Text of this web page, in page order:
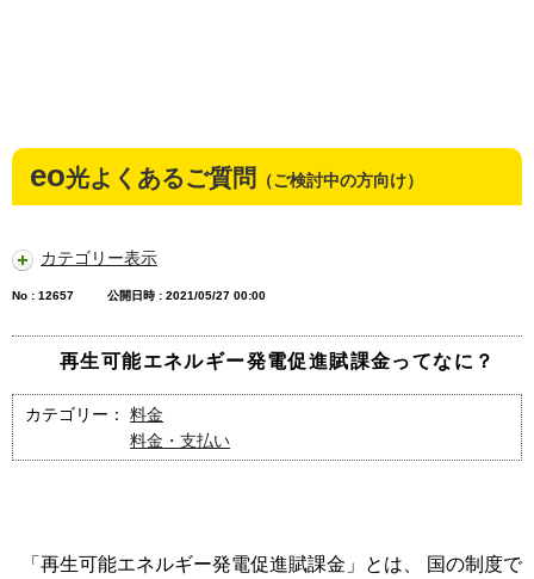
eo光よくあるご質問 （ご検討中の方向け）
カテゴリー表示
No : 12657 公開日時 : 2021/05/27 00:00
再生可能エネルギー発電促進賦課金ってなに？
カテゴリー：
料金
料金・支払い
「再生可能エネルギー発電促進賦課金」とは、 国の制度で